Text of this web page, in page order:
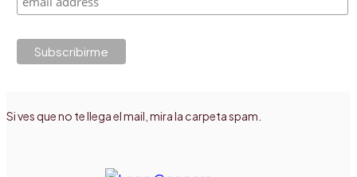
Si ves que no te llega el mail, mira la carpeta spam.